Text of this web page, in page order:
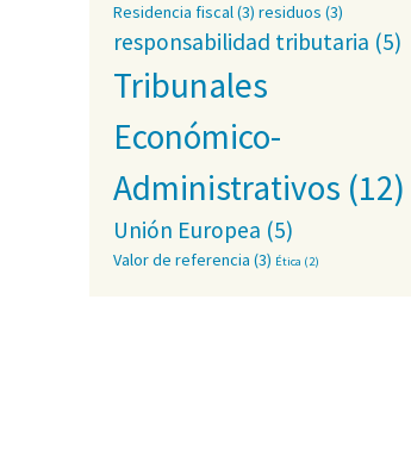
Residencia fiscal(3) residuos (3)
responsabilidad tributaria (5)
Tribunales
Económico-
Administrativos (12)
Unión Europea (5)
Valor de referencia (3) Ética (2)